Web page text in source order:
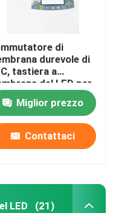
di
durevole di
tastiera a
del LED per
medica
Miglior prezzo
Contattaci
LED (21)